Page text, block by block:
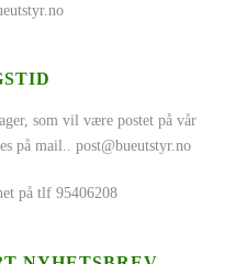
som vil være postet på vår
på mail.. post@bueutstyr.no
på tlf 95406208